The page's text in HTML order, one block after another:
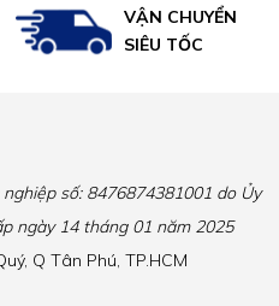
UY TÍN HÀNG
ĐẦU
số: 8476874381001 do Ủy
ngày 14 tháng 01 năm 2025
Q Tân Phú, TP.HCM